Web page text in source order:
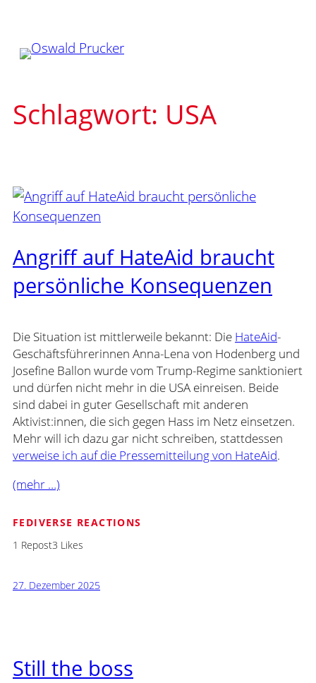
springen
Schlagwort: USA
Angriff auf HateAid braucht
persönliche Konsequenzen
Die Situation ist mittlerweile bekannt: Die HateAid-
Geschäftsführerinnen Anna-Lena von Hodenberg und
Josefine Ballon wurde vom Trump-Regime sanktioniert
und dürfen nicht mehr in die USA einreisen. Beide
sind dabei in guter Gesellschaft mit anderen
Aktivist:innen, die sich gegen Hass im Netz einsetzen.
Mehr will ich dazu gar nicht schreiben, stattdessen
verweise ich auf die Pressemitteilung von HateAid.
(mehr …)
FEDIVERSE REACTIONS
1 Repost3 Likes
27. Dezember 2025
Still the boss